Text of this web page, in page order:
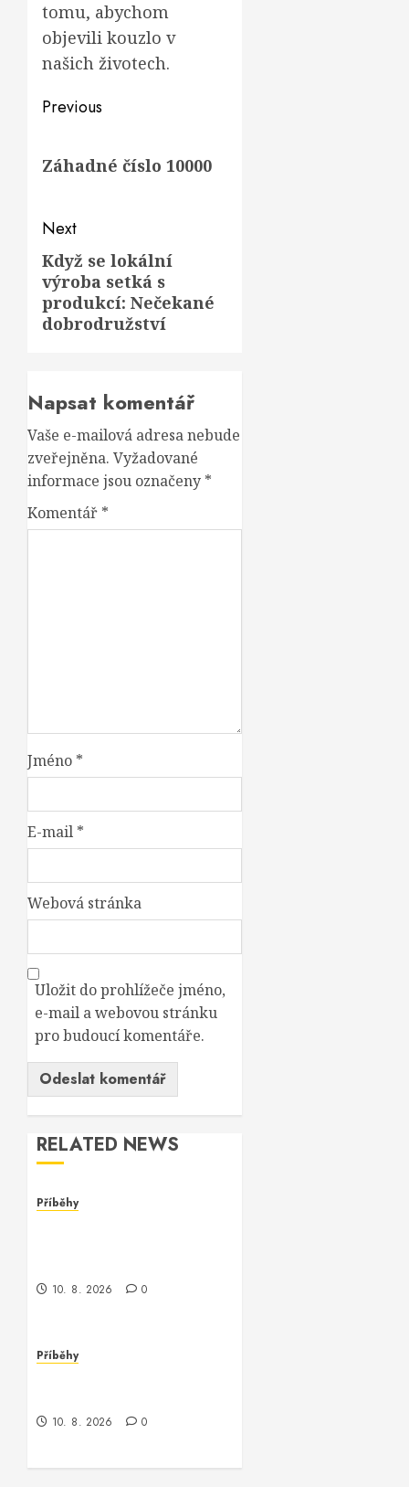
tomu, abychom
objevili kouzlo v
našich životech.
Post
Previous
post:
Záhadné číslo 10000
Next
Next
post:
Když se lokální
výroba setká s
produkcí: Nečekané
dobrodružství
Napsat komentář
Vaše e-mailová adresa nebude
zveřejněna. Vyžadované
informace jsou označeny *
Komentář *
Jméno *
E-mail *
Webová stránka
Uložit do prohlížeče jméno,
e-mail a webovou stránku
pro budoucí komentáře.
RELATED NEWS
Příběhy
10. 8. 2026 0
Příběhy
10. 8. 2026 0